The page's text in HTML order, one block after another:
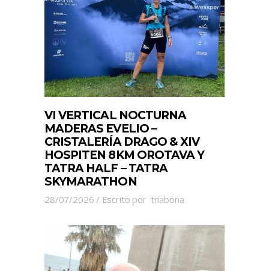
VI VERTICAL NOCTURNA
MADERAS EVELIO –
CRISTALERÍA DRAGO & XIV
HOSPITEN 8KM OROTAVA Y
TATRA HALF – TATRA
SKYMARATHON
28/07/2026 Escrito por triabona